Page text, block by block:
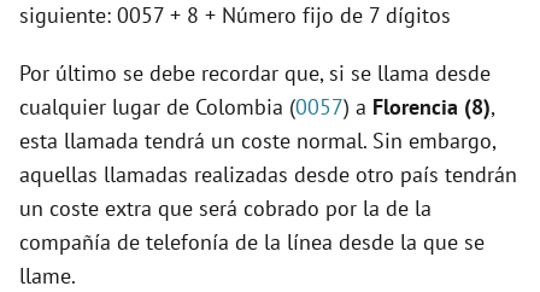
siguiente: 0057 + 8 + Número fijo de 7 dígitos
Por último se debe recordar que, si se llama desde
cualquier lugar de Colombia (0057) a Florencia (8),
esta llamada tendrá un coste normal. Sin embargo,
aquellas llamadas realizadas desde otro país tendrán
un coste extra que será cobrado por la de la
compañía de telefonía de la línea desde la que se
llame.